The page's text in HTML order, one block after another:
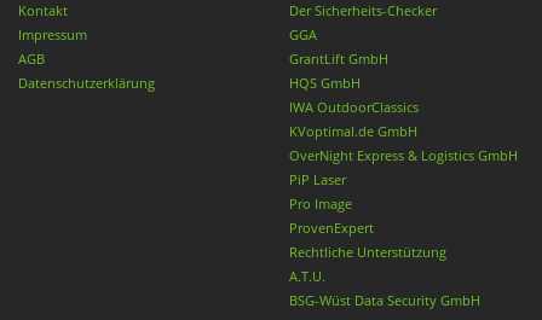
Kontakt
Impressum
AGB
Datenschutzerklärung
Der Sicherheits-Checker
GGA
GrantLift GmbH
HQS GmbH
IWA OutdoorClassics
KVoptimal.de GmbH
OverNight Express & Logistics GmbH
PiP Laser
Pro Image
ProvenExpert
Rechtliche Unterstützung
A.T.U.
BSG-Wüst Data Security GmbH